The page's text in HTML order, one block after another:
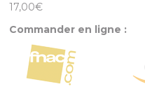
17,00€
Commander en ligne :